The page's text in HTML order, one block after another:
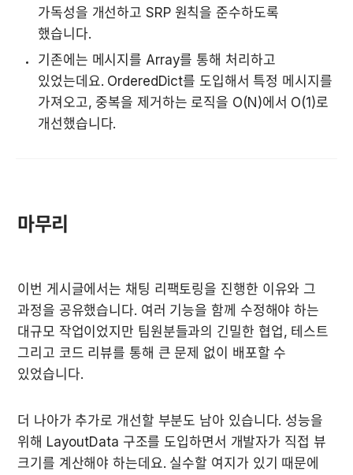
가독성을 개선하고 SRP 원칙을 준수하도록
했습니다.
기존에는 메시지를 Array를 통해 처리하고
있었는데요. OrderedDict를 도입해서 특정 메시지를
가져오고, 중복을 제거하는 로직을 O(N)에서 O(1)로
개선했습니다.
마무리
이번 게시글에서는 채팅 리팩토링을 진행한 이유와 그
과정을 공유했습니다. 여러 기능을 함께 수정해야 하는
대규모 작업이었지만 팀원분들과의 긴밀한 협업, 테스트
그리고 코드 리뷰를 통해 큰 문제 없이 배포할 수
있었습니다.
더 나아가 추가로 개선할 부분도 남아 있습니다. 성능을
위해 LayoutData 구조를 도입하면서 개발자가 직접 뷰
크기를 계산해야 하는데요. 실수할 여지가 있기 때문에